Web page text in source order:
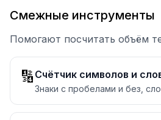
Смежные инструменты
Помогают посчитать объём
🔢 Счётчик символов и
Знаки с пробелами и без,